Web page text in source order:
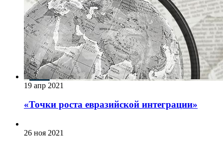
19 апр 2021
«Точки роста евразийской интеграции»
26 ноя 2021